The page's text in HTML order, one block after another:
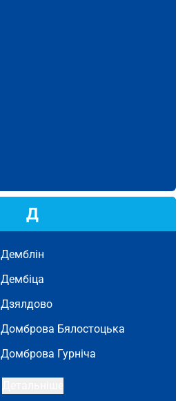
Д
Демблін
Дембіца
Дзялдово
Домброва Бялостоцька
Домброва Гурніча